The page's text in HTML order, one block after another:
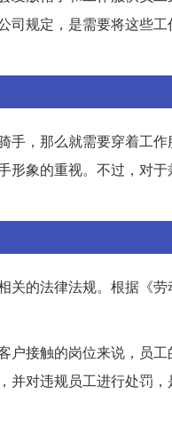
司规定，是需要将这些
手，那么就需要穿着工
形象的重视。不过，对
关的法律法规。根据《
户接触的岗位来说，员
并对违规员工进行处罚